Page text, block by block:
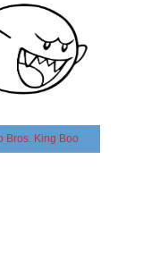
Bros. King Boo